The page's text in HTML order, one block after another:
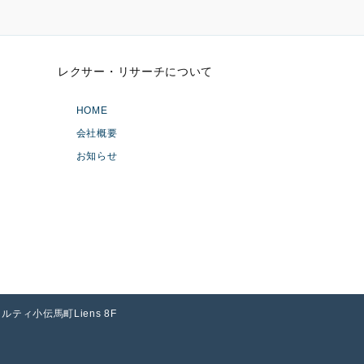
レクサー・リサーチについて
HOME
会社概要
お知らせ
ティ小伝馬町Liens 8F